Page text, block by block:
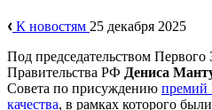
К новостям 25 декабря 2025
Под председательством Первого
Правительства РФ Дениса
Совета по присуждению премий
качества, в рамках которого